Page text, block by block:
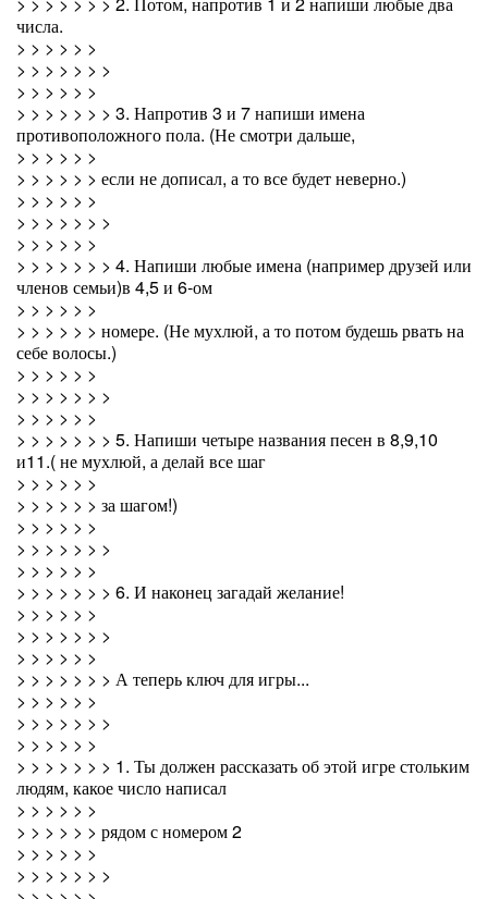
числа.
> > > > > >
> > > > > > >
> > > > > >
> > > > > > > 3. Напротив 3 и 7 напиши имена
противоположного пола. (Не смотри дальше,
> > > > > >
> > > > > > если не дописал, а то все будет неверно.)
> > > > > >
> > > > > > >
> > > > > >
> > > > > > > 4. Напиши любые имена (например друзей или
членов семьи)в 4,5 и 6-ом
> > > > > >
> > > > > > номере. (Не мухлюй, а то потом будешь рвать на
себе волосы.)
> > > > > >
> > > > > > >
> > > > > >
> > > > > > > 5. Напиши четыре названия песен в 8,9,10
и11.( не мухлюй, а делай все шаг
> > > > > >
> > > > > > за шагом!)
> > > > > >
> > > > > > >
> > > > > >
> > > > > > > 6. И наконец загадай желание!
> > > > > >
> > > > > > >
> > > > > >
> > > > > > > А теперь ключ для игры...
> > > > > >
> > > > > > >
> > > > > >
> > > > > > > 1. Ты должен рассказать об этой игре стольким
людям, какое число написал
> > > > > >
> > > > > > рядом с номером 2
> > > > > >
> > > > > > >